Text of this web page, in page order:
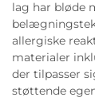
lag har bløde
allergiske
materialer
der tilpasser
støttende